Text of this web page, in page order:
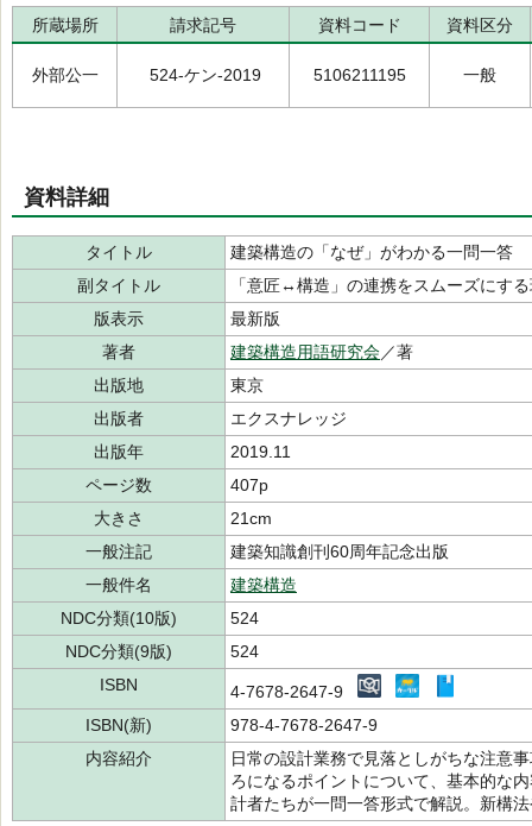
所蔵場所 請求記号 資料コード 資料区分
外部公一 524-ケン-2019 5106211195 一般
資料詳細
タイトル
建築構造の「なぜ」がわかる一問一答
副タイトル
「意匠↔構造」の連携をスムーズにす
版表示
最新版
著者
建築構造用語研究会／著
出版地
東京
出版者
エクスナレッジ
出版年
2019.11
ページ数
407p
大きさ
21cm
一般注記
建築知識創刊60周年記念出版
一般件名
建築構造
NDC分類(10版)
524
NDC分類(9版)
524
ISBN
4-7678-2647-9
ISBN(新)
978-4-7678-2647-9
内容紹介
日常の設計業務で見落としがちな注意
ろになるポイントについて、基本的な
計者たちが一問一答形式で解説。新構